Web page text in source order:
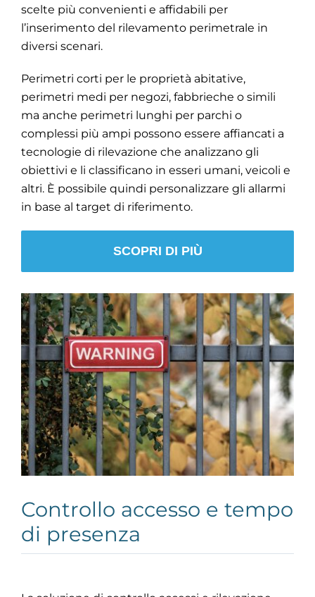
scelte più convenienti e affidabili per
l’inserimento del rilevamento perimetrale in
diversi scenari.
Perimetri corti per le proprietà abitative,
perimetri medi per negozi, fabbrieche o simili
ma anche perimetri lunghi per parchi o
complessi più ampi possono essere affiancati a
tecnologie di rilevazione che analizzano gli
obiettivi e li classificano in esseri umani, veicoli e
altri. È possibile quindi personalizzare gli allarmi
in base al target di riferimento.
SCOPRI DI PIÙ
Controllo accesso e tempo
di presenza